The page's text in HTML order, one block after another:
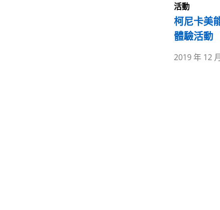
活動
柯尼卡美
體驗活動
2019 年 12